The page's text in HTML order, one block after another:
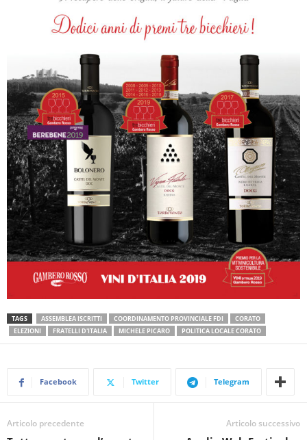
TAGS ASSEMBLEA ISCRITTI COORDINAMENTO PROVINCIALE FDI
CORATO
ELEZIONI
FRATELLI D'ITALIA MICHELE PICARO POLITICA LOCALE CORATO
Facebook Twitter Telegram
Articolo precedente Articolo successivo